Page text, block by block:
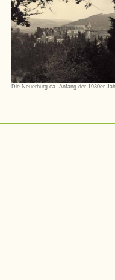
Die Neuerburg ca. Anfang der 1930er